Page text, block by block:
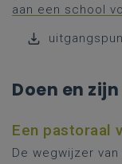
aan een school
Doen en zijn
Een pastoraal
De wegwijzer van